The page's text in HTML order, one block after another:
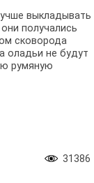
выкладывать
получались
сковорода
оладьи не будут
румяную
31386